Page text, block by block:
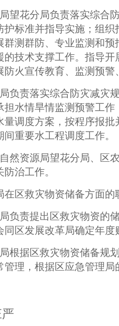
望花分局负责落实综合
护标准并指导实施；组
群测群防、专业监测和
的技术支撑工作。指导
防火宣传教育、监测预警
负责落实综合防灾减灾
担水情旱情监测预警工
量调度方案，按程序报
重要水工程调度工作。
然资源局望花分局、区
治工作。
区救灾物资储备方面的
负责提出区救灾物资的
同区发展改革局确定年
根据区救灾物资储备规
管理，根据区应急管理